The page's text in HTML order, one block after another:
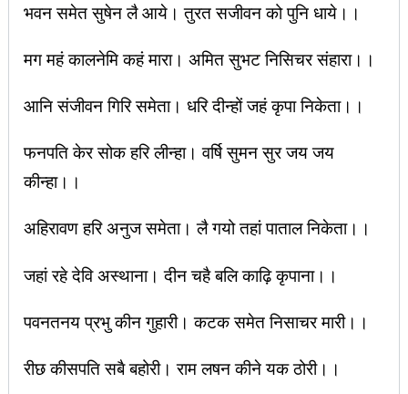
भवन समेत सुषेन लै आये। तुरत सजीवन को पुनि धाये।।
मग महं कालनेमि कहं मारा। अमित सुभट निसिचर संहारा।।
आनि संजीवन गिरि समेता। धरि दीन्हों जहं कृपा निकेता।।
फनपति केर सोक हरि लीन्हा। वर्षि सुमन सुर जय जय
कीन्हा।।
अहिरावण हरि अनुज समेता। लै गयो तहां पाताल निकेता।।
जहां रहे देवि अस्थाना। दीन चहै बलि काढ़ि कृपाना।।
पवनतनय प्रभु कीन गुहारी। कटक समेत निसाचर मारी।।
रीछ कीसपति सबै बहोरी। राम लषन कीने यक ठोरी।।